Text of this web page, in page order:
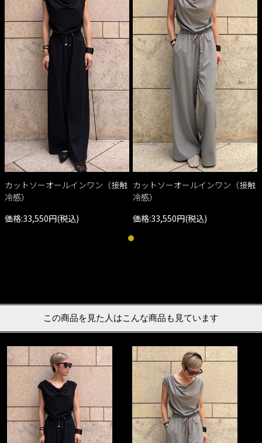
カットソーオールインワン（接触
冷感）
価格:33,550円(税込)
カットソーオールインワン（接触
冷感）
価格:33,550円(税込)
この商品を見た人はこんな商品も見ています